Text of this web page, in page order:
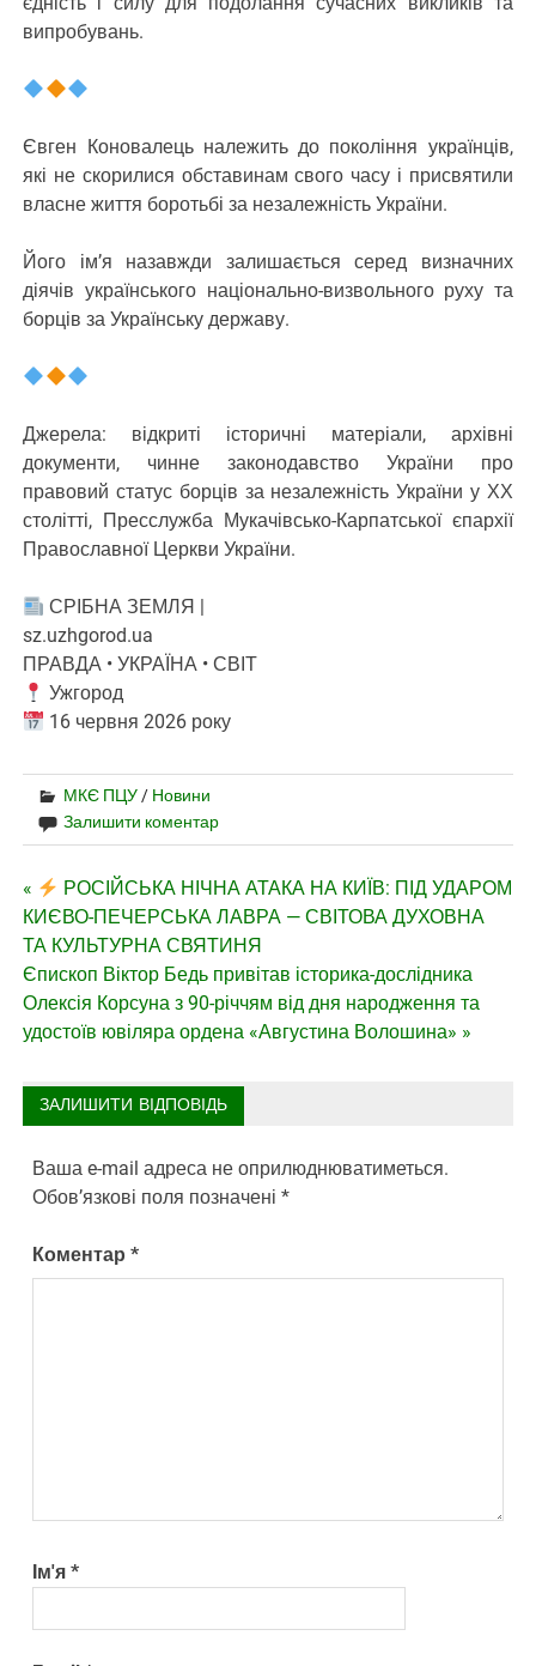
випробувань.
Євген Коновалець належить до покоління українців,
які не скорилися обставинам свого часу і присвятили
власне життя боротьбі за незалежність України.
Його ім’я назавжди залишається серед визначних
діячів українського національно-визвольного руху та
борців за Українську державу.
Джерела: відкриті історичні матеріали, архівні
документи, чинне законодавство України про
правовий статус борців за незалежність України у ХХ
столітті, Пресслужба Мукачівсько-Карпатської єпархії
Православної Церкви України.
СРІБНА ЗЕМЛЯ |
sz.uzhgorod.ua
ПРАВДА • УКРАЇНА • СВІТ
Ужгород
16 червня 2026 року
МКЄ ПЦУ/ Новини
Залишити коментар
Навігація
записів
«
РОСІЙСЬКА НІЧНА АТАКА НА КИЇВ: ПІД УДАРОМ
КИЄВО-ПЕЧЕРСЬКА ЛАВРА — СВІТОВА ДУХОВНА
ТА КУЛЬТУРНА СВЯТИНЯ
Єпископ Віктор Бедь привітав історика-дослідника
Олексія Корсуна з 90-річчям від дня народження та
удостоїв ювіляра ордена «Августина Волошина» »
ЗАЛИШИТИ ВІДПОВІДЬ
Ваша e-mail адреса не оприлюднюватиметься.
Обов’язкові поля позначені*
Коментар*
Ім'я*